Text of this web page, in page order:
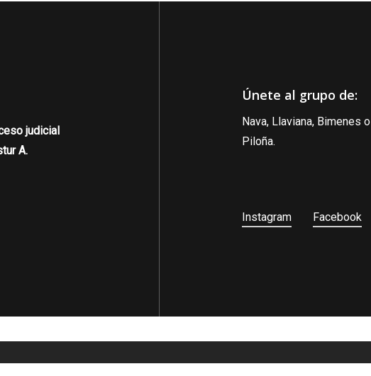
judicial
A.
Únete al grupo de:
Nava, Llaviana, Bimenes o
Piloña.
Instagram Facebook